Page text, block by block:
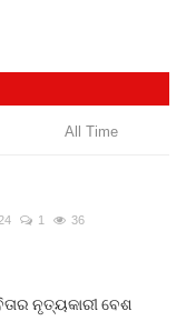
All Time
1 36
ନୃତ୍ୟକାରୀ ବେଶ